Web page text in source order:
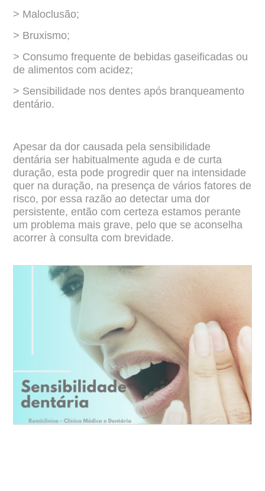
> Maloclusão;
> Bruxismo;
> Consumo frequente de bebidas gaseificadas ou
de alimentos com acidez;
> Sensibilidade nos dentes após branqueamento
dentário.
Apesar da dor causada pela sensibilidade
dentária ser habitualmente aguda e decurta
duração, esta pode progredir quer na intensidade
quer na duração, na presença devários fatores de
risco, por essa razão ao detectar uma dor
persistente, então com certezaestamos perante
um problema mais grave, pelo que se aconselha
acorrer à consulta com brevidade.